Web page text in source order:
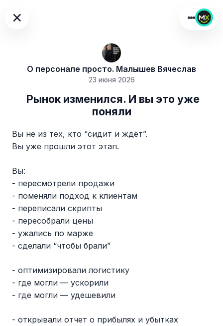
×
О персонале просто. Малышев Вячеслав
23 июня 2026
​​ Рынок изменился. И вы это уже
поняли
Вы не из тех, кто “сидит и ждёт”.
Вы уже прошли этот этап.
Вы:
- пересмотрели продажи
- поменяли подход к клиентам
- переписали скрипты
- пересобрали цены
- ужались по марже
- сделали “чтобы брали”
- оптимизировали логистику
- где могли — ускорили
- где могли — удешевили
- открывали отчет о прибылях и убытках